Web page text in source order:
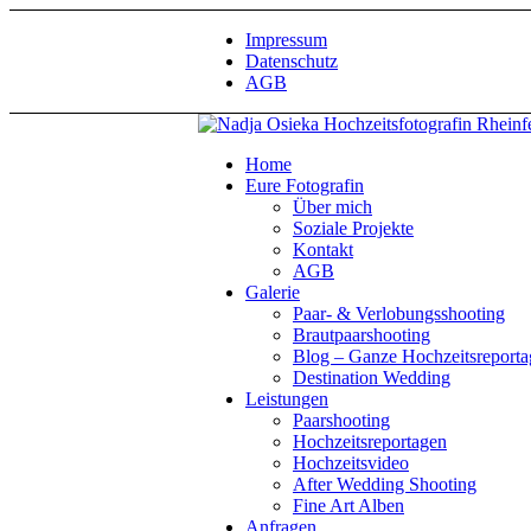
Impressum
Datenschutz
AGB
Home
Eure Fotografin
Über mich
Soziale Projekte
Kontakt
AGB
Galerie
Paar- & Verlobungsshooting
Brautpaarshooting
Blog – Ganze
Destination Wedding
Leistungen
Paarshooting
Hochzeitsreportagen
Hochzeitsvideo
After Wedding Shooting
Fine Art Alben
Anfragen